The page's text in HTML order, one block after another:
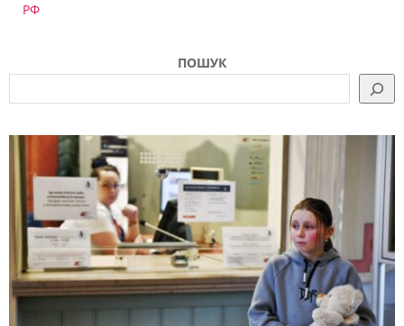
РФ
ПОШУК